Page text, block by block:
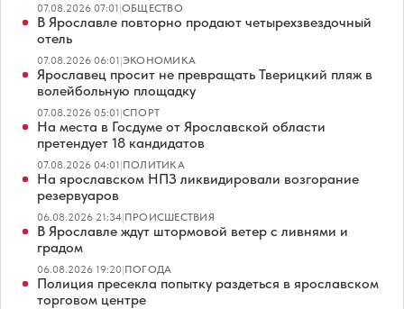
07.08.2026 07:01|ОБЩЕСТВО
В Ярославле повторно продают четырехзвездочный
отель
07.08.2026 06:01|ЭКОНОМИКА
Ярославец просит не превращать Тверицкий пляж в
волейбольную площадку
07.08.2026 05:01|СПОРТ
На места в Госдуме от Ярославской области
претендует 18 кандидатов
07.08.2026 04:01|ПОЛИТИКА
На ярославском НПЗ ликвидировали возгорание
резервуаров
06.08.2026 21:34|ПРОИСШЕСТВИЯ
В Ярославле ждут штормовой ветер с ливнями и
градом
06.08.2026 19:20|ПОГОДА
Полиция пресекла попытку раздеться в ярославском
торговом центре